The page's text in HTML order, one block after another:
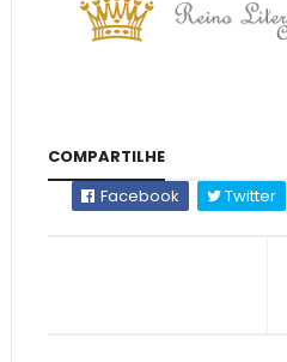
COMPARTILHE
Facebook
Twitter